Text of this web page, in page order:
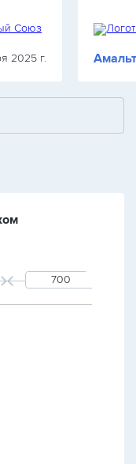
2025 г.
Окна